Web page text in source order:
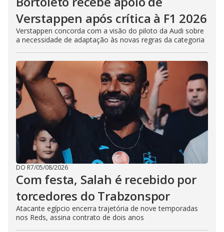
Verstappen após crítica à F1 2026
Verstappen concorda com a visão do piloto da Audi sobre
a necessidade de adaptação às novas regras da categoria
DO R7/05/08/2026
Com festa, Salah é recebido por
torcedores do Trabzonspor
Atacante egípcio encerra trajetória de nove temporadas
nos Reds, assina contrato de dois anos